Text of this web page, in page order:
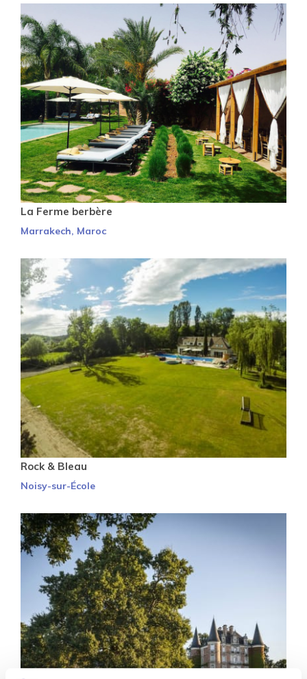
La Ferme berbère
Marrakech, Maroc
Rock & Bleau
Noisy-sur-École